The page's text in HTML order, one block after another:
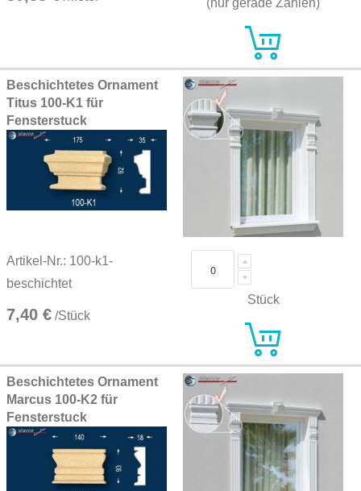
(nur gerade Zahlen)
Beschichtetes Ornament
Titus 100-K1 für
Fensterstuck
Artikel-Nr.: 100-k1-
beschichtet
7,40 € /Stück
Stück
Beschichtetes Ornament
Marcus 100-K2 für
Fensterstuck